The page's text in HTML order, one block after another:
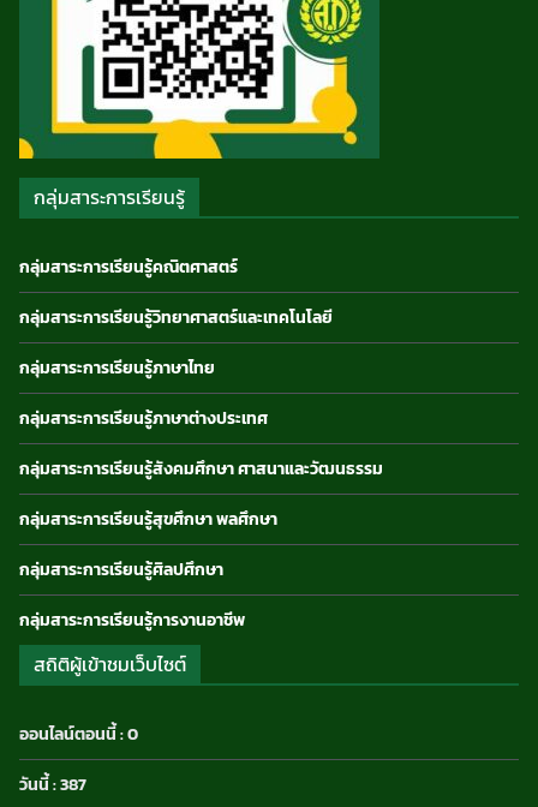
กลุ่มสาระการเรียนรู้
กลุ่มสาระการเรียนรู้คณิตศาสตร์
กลุ่มสาระการเรียนรู้วิทยาศาสตร์และเทคโนโลยี
กลุ่มสาระการเรียนรู้ภาษาไทย
กลุ่มสาระการเรียนรู้ภาษาต่างประเทศ
กลุ่มสาระการเรียนรู้สังคมศึกษา ศาสนาและวัฒนธรรม
กลุ่มสาระการเรียนรู้สุขศึกษา พลศึกษา
กลุ่มสาระการเรียนรู้ศิลปศึกษา
กลุ่มสาระการเรียนรู้การงานอาชีพ
สถิติผู้เข้าชมเว็บไซต์
ออนไลน์ตอนนี้ : 0
วันนี้ : 387